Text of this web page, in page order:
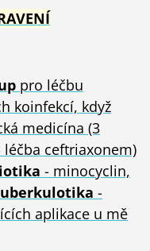
pro léčbu
koinfekcí, když
medicína (3
ceftriaxonem)
- minocyclin,
-
aplikace u mě